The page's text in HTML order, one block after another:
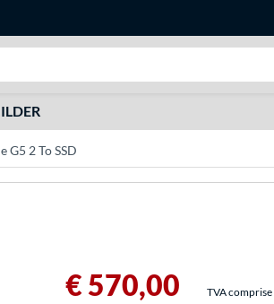
G5 2 To SSD
€ 570,00 TVA